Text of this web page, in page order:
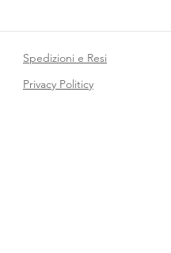
Spedizioni e Resi
Privacy Politicy